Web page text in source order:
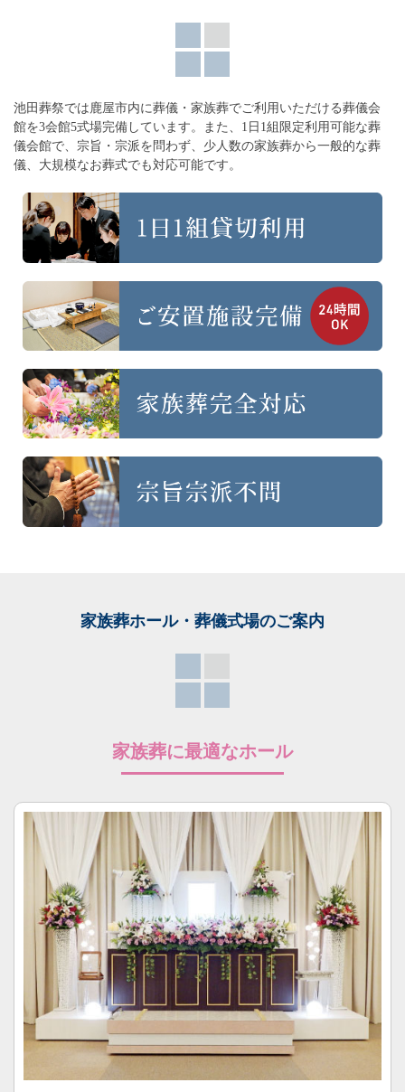
池田葬祭では鹿屋市内に葬儀・家族葬でご利用いただける葬儀会
館を3会館5式場完備しています。
また、1日1組限定利用可能な葬
儀会館で、宗旨・宗派を問わず、 少人数の家族葬から一般的な葬
儀、大規模なお葬式でも対応可能です。
家族葬ホール・葬儀式場のご案内
家族葬に最適なホール